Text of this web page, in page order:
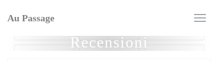
Au Passage
Recensioni